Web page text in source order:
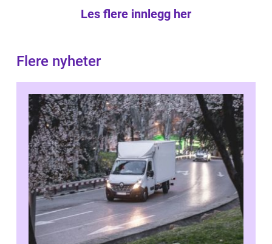
Les flere innlegg her
Flere nyheter